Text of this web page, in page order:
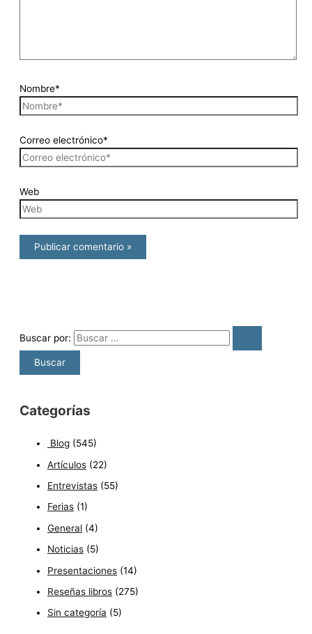
Nombre*
Correo electrónico*
Web
Buscar por:
Categorías
Blog (545)
Artículos (22)
Entrevistas (55)
Ferias (1)
General (4)
Noticias (5)
Presentaciones (14)
Reseñas libros (275)
Sin categoría (5)